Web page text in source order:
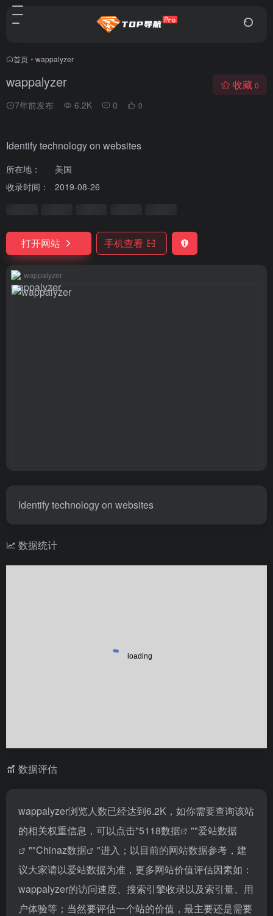
首页 • wappalyzer
wappalyzer
7年前发布 6.2K 0 0
收藏 0
Identify technology on websites
所在地：
美国
收录时间：
2019-08-26
打开网站 手机查看
wappalyzer
Identify technology on websites
数据统计
数据评估
wappalyzer浏览人数已经达到6.2K，如你需要查询该站
的相关权重信息，可以点击"5118数据 ""爱站数据
""Chinaz数据
"进入；以目前的网站数据参考，建
议大家请以爱站数据为准，更多网站价值评估因素如：
wappalyzer的访问速度、搜索引擎收录以及索引量、用
户体验等；当然要评估一个站的价值，最主要还是需要